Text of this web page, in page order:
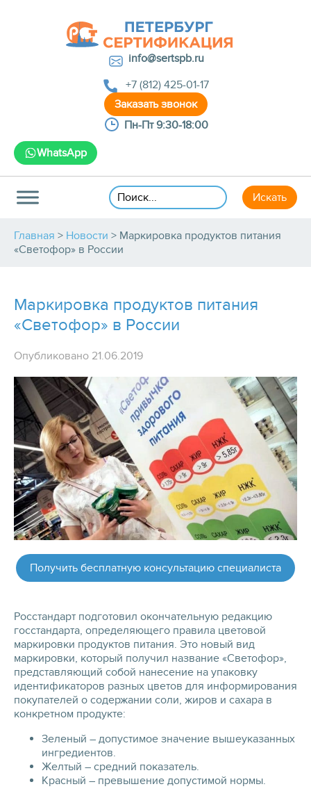
info@sertspb.ru
+7 (812) 425-01-17
Пн-Пт 9:30-18:00
WhatsApp
Главная > Новости > Маркировка продуктов питания
«Светофор» в России
Маркировка продуктов питания
«Светофор» в России
Опубликовано 21.06.2019
Получить бесплатную консультацию специалиста
Росстандарт подготовил окончательную редакцию
госстандарта, определяющего правила цветовой
маркировки продуктов питания. Это новый вид
маркировки, который получил название «Светофор»,
представляющий собой нанесение на упаковку
идентификаторов разных цветов для информирования
покупателей о содержании соли, жиров и сахара в
конкретном продукте:
Зеленый – допустимое значение вышеуказанных
ингредиентов.
Желтый – средний показатель.
Красный – превышение допустимой нормы.